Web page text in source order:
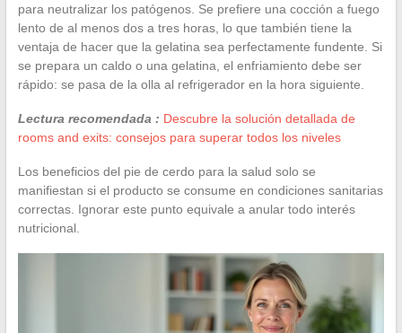
para neutralizar los patógenos. Se prefiere una cocción a fuego
lento de al menos dos a tres horas, lo que también tiene la
ventaja de hacer que la gelatina sea perfectamente fundente. Si
se prepara un caldo o una gelatina, el enfriamiento debe ser
rápido: se pasa de la olla al refrigerador en la hora siguiente.
Lectura recomendada : Descubre la solución detallada de
rooms and exits: consejos para superar todos los niveles
Los beneficios del pie de cerdo para la salud solo se
manifiestan si el producto se consume en condiciones sanitarias
correctas. Ignorar este punto equivale a anular todo interés
nutricional.